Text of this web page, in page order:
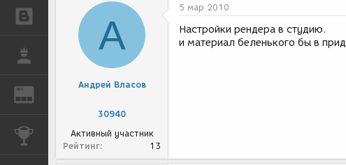
РАБОТА
REN
КОНКУРСЫ
А
Андрей Власов
30940
Активный участник
Рейтинг
13
5 мар 2010
Настройки рендера в студию.
и материал беленького бы в